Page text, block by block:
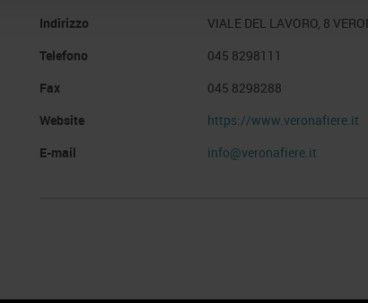
Indirizzo
VIALE DEL LAVORO, 8
Telefono
045 8298111
Fax
045 8298288
Website
https://www.veronafiere.it
E-mail
info@veronafiere.it